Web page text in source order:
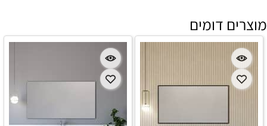
מוצרים דומים